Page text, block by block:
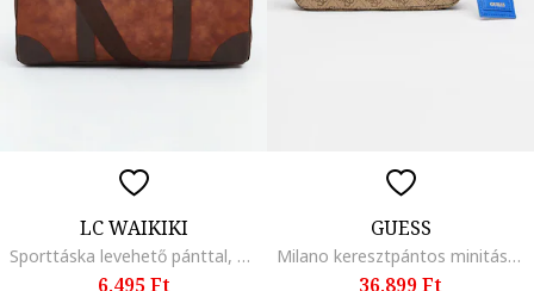
LC WAIKIKI
Sporttáska levehető pánttal, Barna
6.495 Ft
GUESS
Milano keresztpántos minitáska logóval, Barna
36.899 Ft